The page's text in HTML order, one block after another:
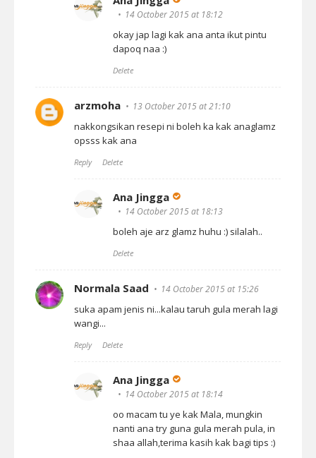
14 October 2015 at 18:12
okay jap lagi kak ana anta ikut pintu
dapoq naa :)
Delete
arzmoha 13 October 2015 at 21:10
nakkongsikan resepi ni boleh ka kak anaglamz
opsss kak ana
Reply Delete
Ana Jingga
14 October 2015 at 18:13
boleh aje arz glamz huhu :) silalah..
Delete
Normala Saad 14 October 2015 at 15:26
suka apam jenis ni...kalau taruh gula merah lagi
wangi...
Reply Delete
Ana Jingga
14 October 2015 at 18:14
oo macam tu ye kak Mala, mungkin
nanti ana try guna gula merah pula, in
shaa allah,terima kasih kak bagi tips :)